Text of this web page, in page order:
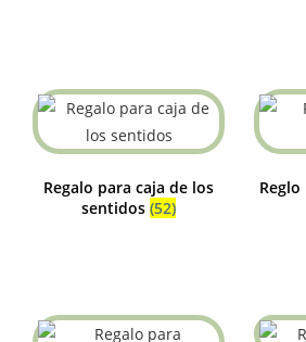
Regalo para caja de los
sentidos (52)